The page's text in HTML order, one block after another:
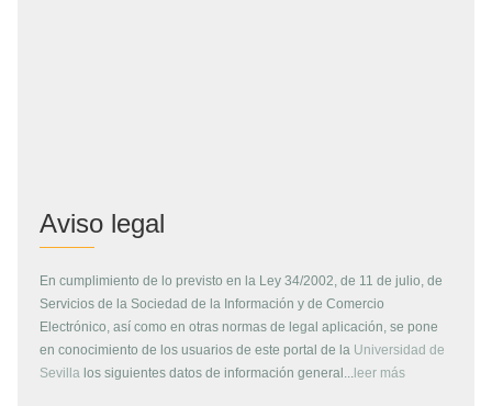
Aviso legal
En cumplimiento de lo previsto en la Ley 34/2002, de 11 de julio, de
Servicios de la Sociedad de la Información y de Comercio
Electrónico, así como en otras normas de legal aplicación, se pone
en conocimiento de los usuarios de este portal de la Universidad de
Sevilla los siguientes datos de información general... leer más